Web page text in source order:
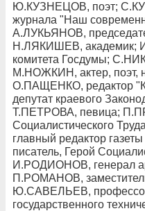
Ю.КУЗНЕЦОВ, поэт;
журнала "Наш
А.ЛУКЬЯНОВ,
Н.ЛЯКИШЕВ, академик;
комитета Госдумы;
М.НОЖКИН, актер, поэт,
О.ПАЩЕНКО, редактор
депутат краевого
Т.ПЕТРОВА, певица;
Социалистического
главный редактор
писатель, Герой
И.РОДИОНОВ, генерал
П.РОМАНОВ,
Ю.САВЕЛЬЕВ,
государственного